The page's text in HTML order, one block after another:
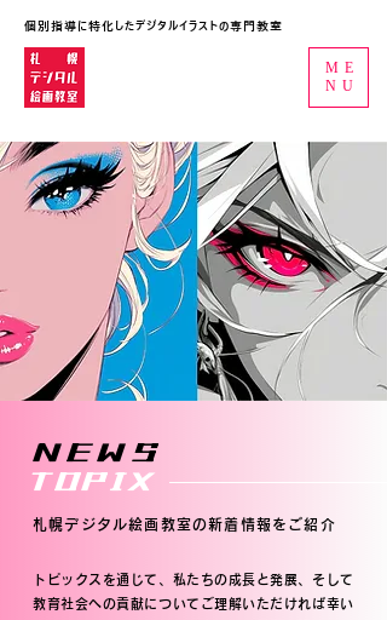
ME
NU
個別指導に特化したデジタルイラストの専門教室
NEWS
TOPIX
札幌デジタル絵画教室の新着情報をご紹介
トピックスを通じて、私たちの成長と発展、そして
教育社会への貢献についてご理解いただければ幸い